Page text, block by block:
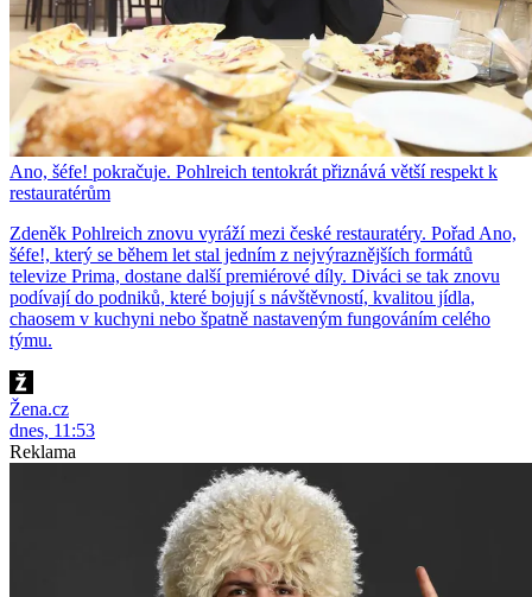
Ano, šéfe! pokračuje. Pohlreich tentokrát přiznává větší respekt k
restauratérům
Zdeněk Pohlreich znovu vyráží mezi české restauratéry. Pořad Ano,
šéfe!, který se během let stal jedním z nejvýraznějších formátů
televize Prima, dostane další premiérové díly. Diváci se tak znovu
podívají do podniků, které bojují s návštěvností, kvalitou jídla,
chaosem v kuchyni nebo špatně nastaveným fungováním celého
týmu.
Žena.cz
dnes, 11:53
Reklama